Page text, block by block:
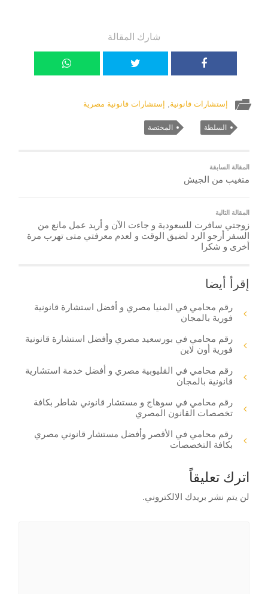
شارك المقالة
إستشارات قانونية, إستشارات قانونية مصرية
السلطة المختصة
المقالة السابقة
متغيب من الجيش
المقالة التالية
زوجتي سافرت للسعودية و جاءت الآن و أريد عمل مانع من
السفر أرجو الرد لضيق الوقت و لعدم معرفتي متى تهرب مرة
أخرى و شكرا
إقرأ أيضا
رقم محامي في المنيا مصري و أفضل استشارة قانونية
فورية بالمجان
رقم محامي في بورسعيد مصري وأفضل استشارة قانونية
فورية أون لاين
رقم محامي في القليوبية مصري و أفضل خدمة استشارية
قانونية بالمجان
رقم محامي في سوهاج و مستشار قانوني شاطر بكافة
تخصصات القانون المصري
رقم محامي في الأقصر وأفضل مستشار قانوني مصري
بكافة التخصصات
اترك تعليقاً
لن يتم نشر بريدك الالكتروني.